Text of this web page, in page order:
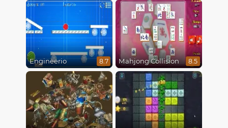
Engineerio 8.7 Mahjong Collision 8.5